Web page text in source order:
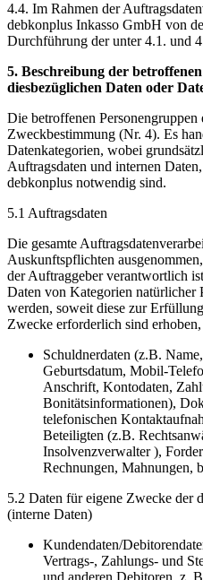
4.4. Im Rahmen der
debkonplus Inkasso GmbH von
Durchführung der unter 4.1. und
5. Beschreibung der
diesbezüglichen Daten oder
Die betroffenen Personengruppen
Zweckbestimmung (Nr. 4). Es
Datenkategorien, wobei
Auftragsdaten und internen
debkonplus notwendig sind.
5.1 Auftragsdaten
Die gesamte
Auskunftspflichten
der Auftraggeber verantwortlich
Daten von Kategorien natürlicher
werden, soweit diese zur
Zwecke erforderlich sind
Schuldnerdaten (z.B.
Geburtsdatum, Mobil-
Anschrift, Kontodaten,
Bonitätsinformationen),
telefonischen
Beteiligten (z.B.
Insolvenzverwalter ),
Rechnungen, Mahnungen,
5.2 Daten für eigene Zwecke der
(interne Daten)
Kundendaten/
Vertrags-, Zahlungs- und